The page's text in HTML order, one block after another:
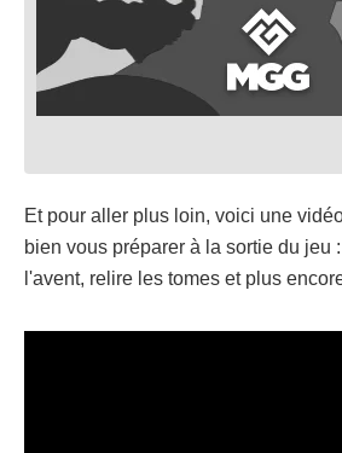
Et pour aller plus loin, voici une
bien vous préparer à la sortie du jeu
l'avent, relire les tomes et plus